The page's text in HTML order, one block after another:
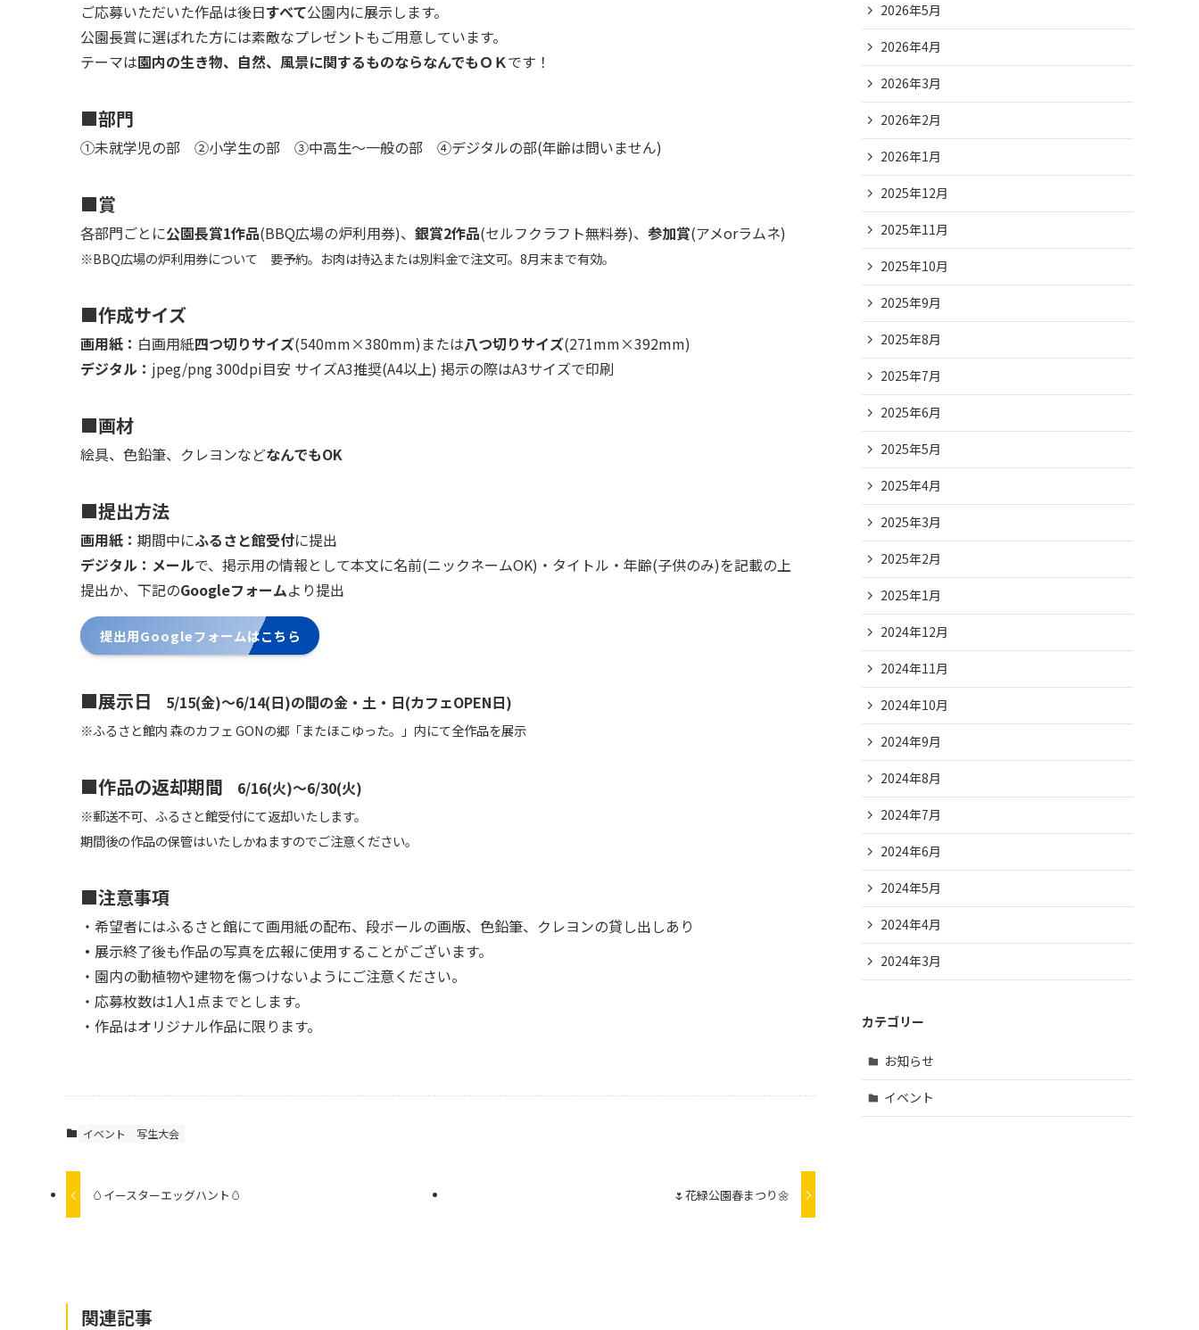
ご応募いただいた作品は後日すべて公園内に展示します。
公園長賞に選ばれた方には素敵なプレゼントもご用意しています。
テーマは園内の生き物、自然、風景に関するものならなんでもＯＫです！
■部門
①未就学児の部 ②小学生の部 ③中高生～一般の部 ④デジタルの部(年齢は問いません)
■賞
各部門ごとに公園長賞1作品(BBQ広場の炉利用券)、 銀賞2作品(セルフクラフト無料券)、 参加賞(アメorラムネ)
※BBQ広場の炉利用券について 要予約。お肉は持込または別料金で注文可。8月末まで有効。
■作成サイズ
画用紙： 白画用紙四つ切りサイズ(540mm×380mm)または八つ切りサイズ(271mm×392mm)
デジタル： jpeg/png 300dpi目安 サイズA3推奨(A4以上) 掲示の際はA3サイズで印刷
■画材
絵具、色鉛筆、クレヨンなどなんでもOK
■提出方法
画用紙： 期間中にふるさと館受付に提出
デジタル：メールで、掲示用の情報として本文に名前(ニックネームOK)・タイトル・年齢(子供のみ)を記載の上
提出か、下記のGoogleフォームより提出
提出用Googleフォームはこちら
■展示日 5/15(金)～6/14(日)の間の金・土・日(カフェOPEN日)
※ふるさと館内 森のカフェ GONの郷「またほこゆった。」内にて全作品を展示
■作品の返却期間 6/16(火)～6/30(火)
※郵送不可、ふるさと館受付にて返却いたします。
期間後の作品の保管はいたしかねますのでご注意ください。
■注意事項
・希望者にはふるさと館にて画用紙の配布、段ボールの画版、色鉛筆、クレヨンの貸し出しあり
・ 展示終了後も作品の写真を広報に使用することがございます。
・園内の動植物や建物を傷つけないようにご注意ください。
・応募枚数は1人1点までとします。
・作品はオリジナル作品に限ります。
イベント 写生大会
🥚イースターエッグハント🥚 🌷花緑公園春まつり🌼
関連記事
2026年5月
2026年4月
2026年3月
2026年2月
2026年1月
2025年12月
2025年11月
2025年10月
2025年9月
2025年8月
2025年7月
2025年6月
2025年5月
2025年4月
2025年3月
2025年2月
2025年1月
2024年12月
2024年11月
2024年10月
2024年9月
2024年8月
2024年7月
2024年6月
2024年5月
2024年4月
2024年3月
カテゴリー
お知らせ
イベント